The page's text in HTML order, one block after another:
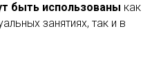
быть использованы как
занятиях, так и в